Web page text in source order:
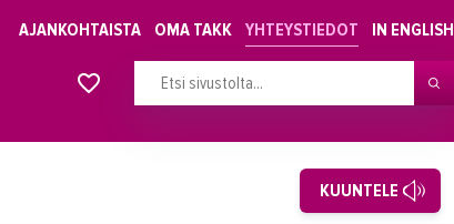
AJANKOHTAISTA OMA TAKK YHTEYSTIEDOT IN ENGLISH
KUUNTELE
Alkavat koulutukset osiosta